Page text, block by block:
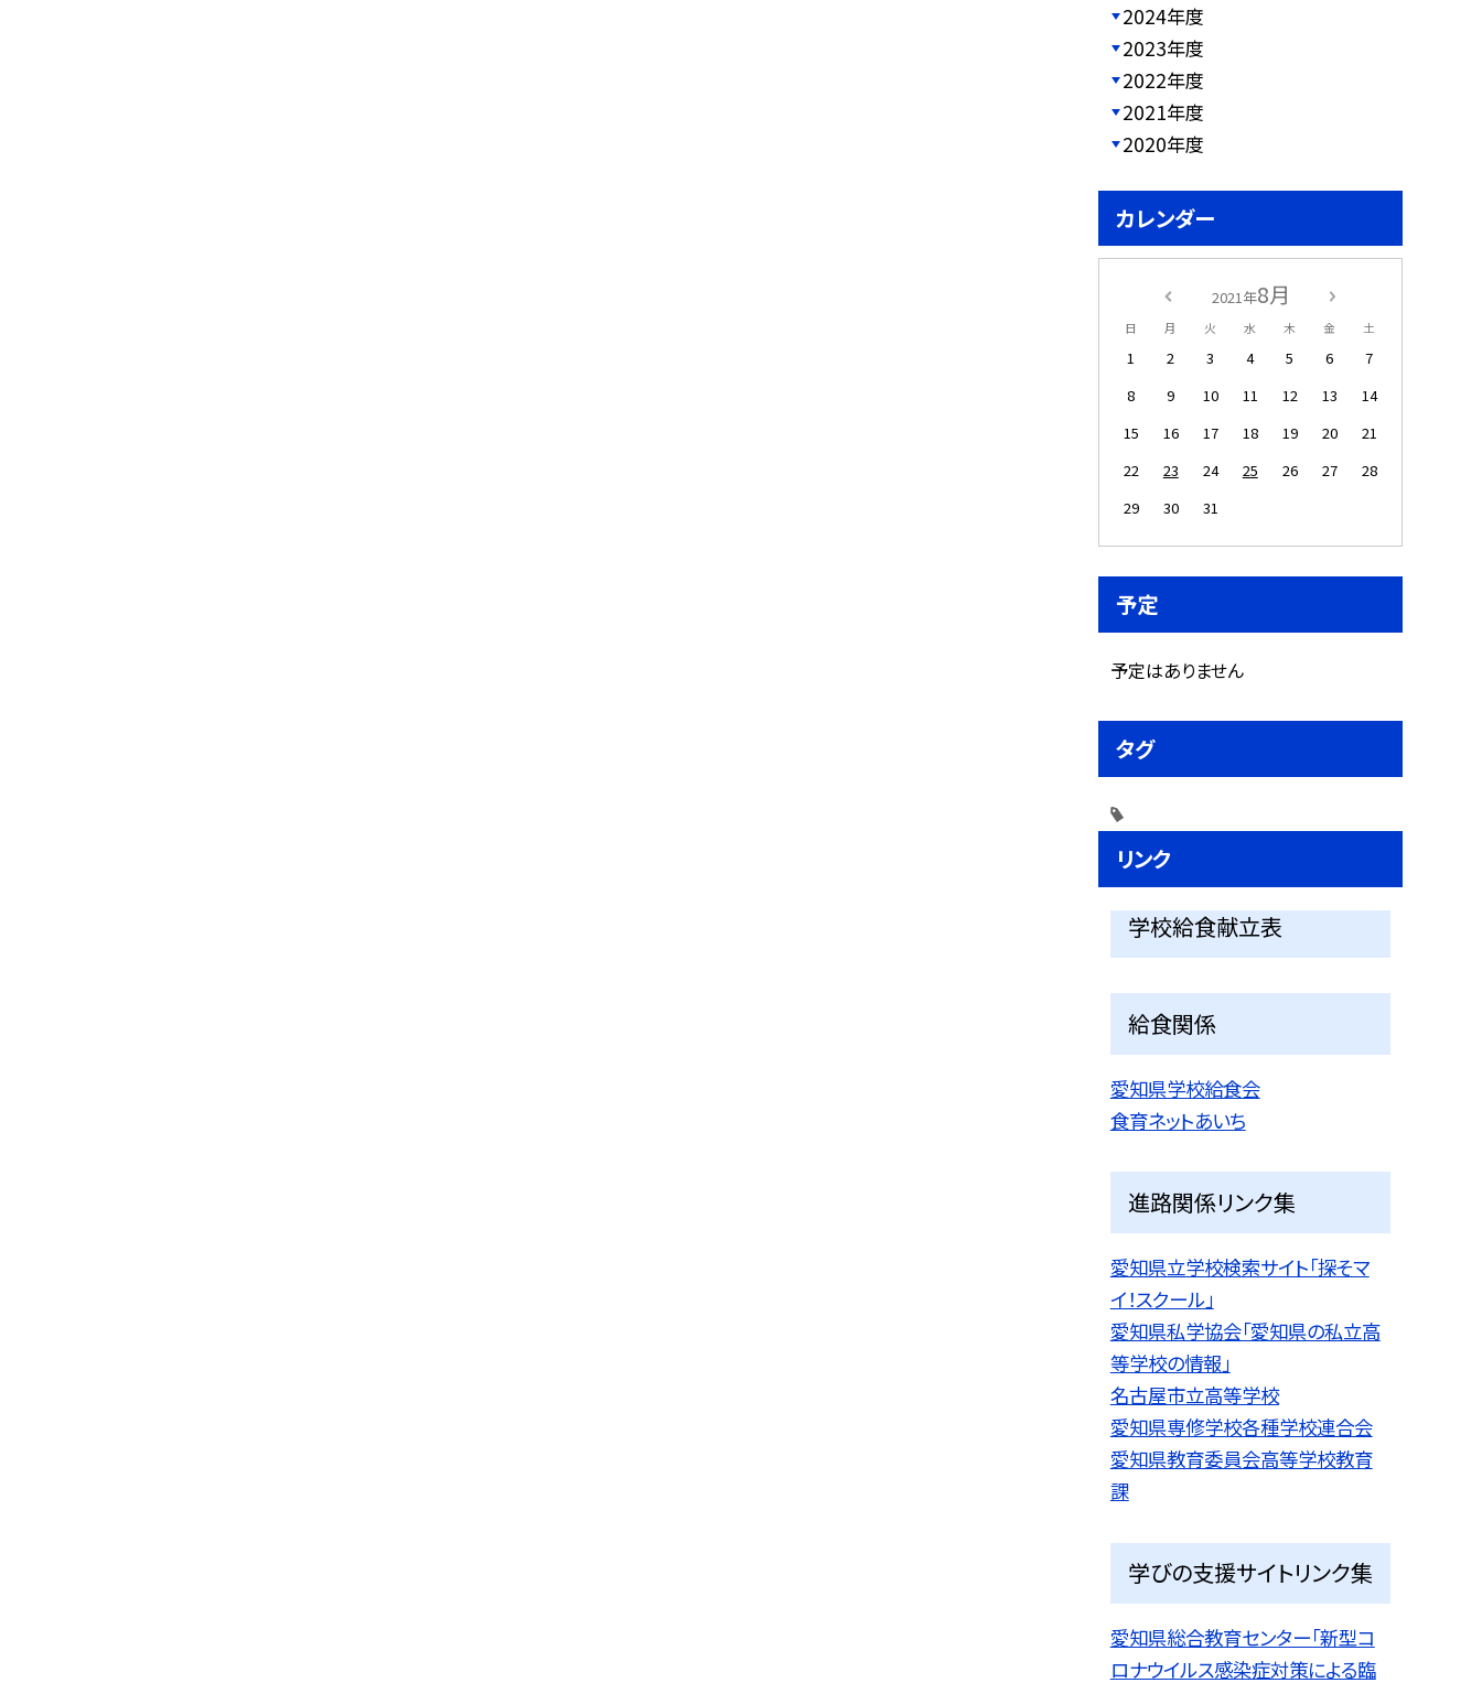
2024年度
2023年度
2022年度
2021年度
2020年度
カレンダー
2021年8月
日 月 火 水 木 金 土
1 2 3 4 5 6
7
8
9 10 11 12 13
14
15
16 17 18 19 20
21
22
23 24 25 26 27
28
29
30 31
予定
予定はありません
タグ
リンク
学校給食献立表
給食関係
愛知県学校給食会
食育ネットあいち
進路関係リンク集
愛知県立学校検索サイト「探そマ
イ！スクール」
愛知県私学協会「愛知県の私立高
等学校の情報」
名古屋市立高等学校
愛知県専修学校各種学校連合会
愛知県教育委員会高等学校教育
課
学びの支援サイトリンク集
愛知県総合教育センター「新型コ
ロナウイルス感染症対策による臨